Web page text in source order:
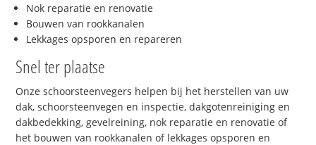
Nok reparatie en renovatie
Bouwen van rookkanalen
Lekkages opsporen en repareren
Snel ter plaatse
Onze schoorsteenvegers helpen bij het herstellen van uw
dak, schoorsteenvegen en inspectie, dakgotenreiniging en
dakbedekking, gevelreining, nok reparatie en renovatie of
het bouwen van rookkanalen of lekkages opsporen en